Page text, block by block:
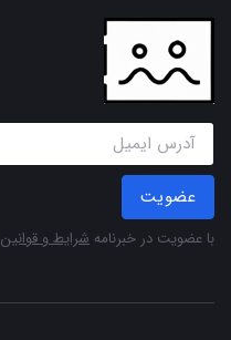
عضویت
با عضویت در خبرنامه شرایط و قوانین